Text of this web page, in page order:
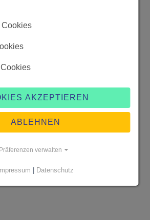
Cookies
AKZEPTIEREN
ABLEHNEN
Präferenzen verwalten
| Datenschutz